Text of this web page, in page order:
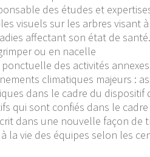
des études et
visuels sur les arbres visant
affectant son état de
ou en nacelle
des activités
climatiques majeurs :
dans le cadre du
qui sont confiés dans le
dans une nouvelle façon
la vie des équipes selon les